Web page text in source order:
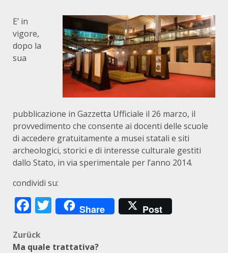
E’ in
vigore,
dopo la
sua
pubblicazione in Gazzetta Ufficiale il 26 marzo, il
provvedimento che consente ai docenti delle scuole
di accedere gratuitamente a musei statali e siti
archeologici, storici e di interesse culturale gestiti
dallo Stato, in via sperimentale per l’anno 2014.
condividi su:
Facebook
Twitter
Share Post
Beitragsnavigation
Zurück
Ma quale trattativa?